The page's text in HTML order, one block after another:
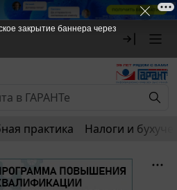
практика Налоги и
закрытие баннера через